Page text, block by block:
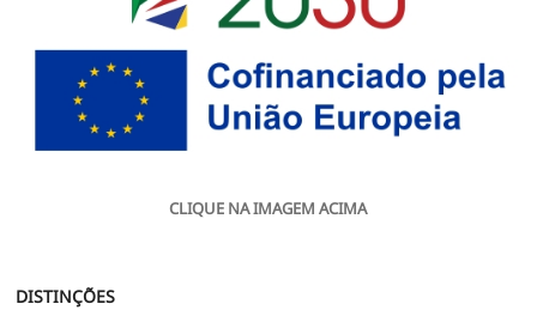
CLIQUE NA IMAGEM ACIMA
DISTINÇÕES